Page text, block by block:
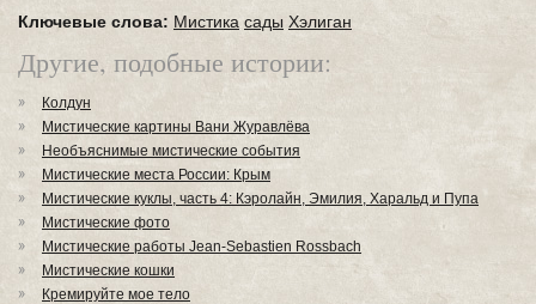
Ключевые слова: Мистика сады Хэлиган
Другие, подобные истории:
Колдун
Мистические картины Вани Журавлёва
Необъяснимые мистические события
Мистические места России: Крым
Мистические куклы, часть 4: Кэролайн, Эмилия, Харальд и Пупа
Мистические фото
Мистические работы Jean-Sebastien Rossbach
Мистические кошки
Кремируйте мое тело